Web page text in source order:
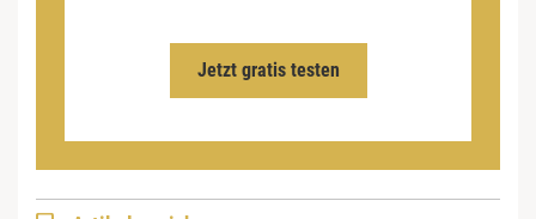
Jetzt gratis testen